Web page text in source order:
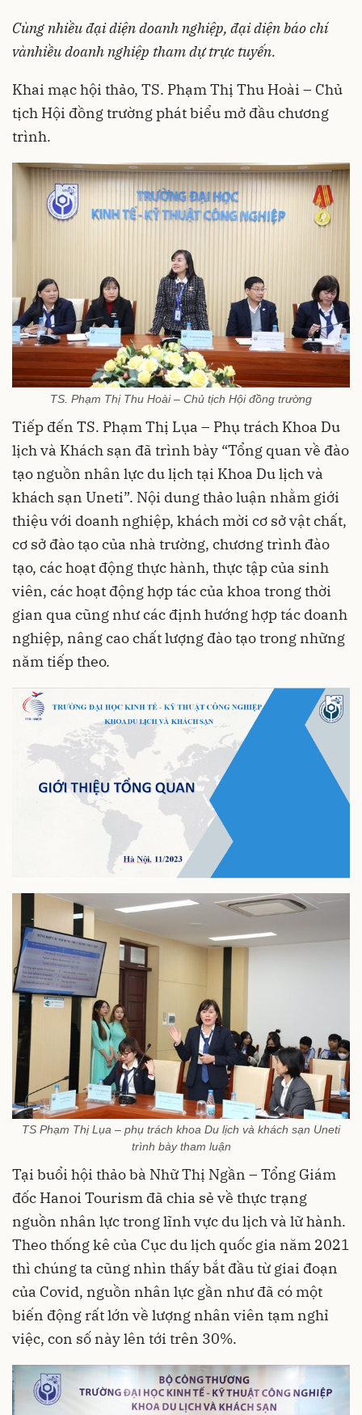
Cùng nhiều đại diện doanh nghiệp, đại diện báo chí
vànhiều doanh nghiệp tham dự trực tuyến.
Khai mạc hội thảo, TS. Phạm Thị Thu Hoài – Chủ
tịch Hội đồng trường phát biểu mở đầu chương
trình.
TS. Phạm Thị Thu Hoài – Chủ tịch Hội đồng trường
Tiếp đến TS. Phạm Thị Lụa – Phụ trách Khoa Du
lịch và Khách sạn đã trình bày “Tổng quan về đào
tạo nguồn nhân lực du lịch tại Khoa Du lịch và
khách sạn Uneti”. Nội dung thảo luận nhằm giới
thiệu với doanh nghiệp, khách mời cơ sở vật chất,
cơ sở đào tạo của nhà trường, chương trình đào
tạo, các hoạt động thực hành, thực tập của sinh
viên, các hoạt động hợp tác của khoa trong thời
gian qua cũng như các định hướng hợp tác doanh
nghiệp, nâng cao chất lượng đào tạo trong những
năm tiếp theo.
TS Phạm Thị Lụa – phụ trách khoa Du lịch và khách sạn Uneti
trình bày tham luận
Tại buổi hội thảo bà Nhữ Thị Ngần – Tổng Giám
đốc Hanoi Tourism đã chia sẻ về thực trạng
nguồn nhân lực trong lĩnh vực du lịch và lữ hành.
Theo thống kê của Cục du lịch quốc gia năm 2021
thì chúng ta cũng nhìn thấy bắt đầu từ giai đoạn
của Covid, nguồn nhân lực gần như đã có một
biến động rất lớn về lượng nhân viên tạm nghỉ
việc, con số này lên tới trên 30%.